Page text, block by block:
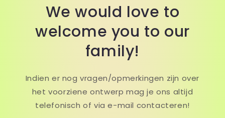
We would love to
welcome you to our
family!
Indien er nog vragen/opmerkingen zijn over
het voorziene ontwerp mag je ons altijd
telefonisch of via e-mail contacteren!